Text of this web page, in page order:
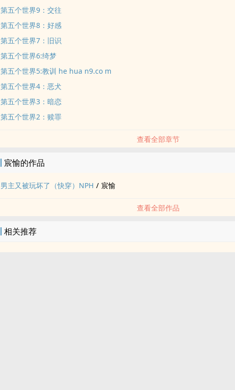
第五个世界9：交往
第五个世界8：好感
第五个世界7：旧识
第五个世界6:绮梦
第五个世界5:教训 he hua n9.co m
第五个世界4：恶犬
第五个世界3：暗恋
第五个世界2：赎罪
查看全部章节
宸愉的作品
男主又被玩坏了（快穿）NPH / 宸愉
查看全部作品
相关推荐